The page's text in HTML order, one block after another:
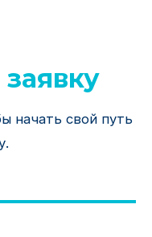
начать свой путь